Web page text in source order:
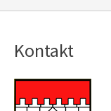
Kontakt